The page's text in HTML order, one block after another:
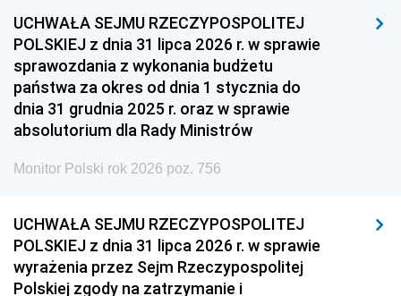
1939 1938 1937
1936 1930
UCHWAŁA SEJMU RZECZYPOSPOLITEJ
POLSKIEJ z dnia 31 lipca 2026 r. w sprawie
sprawozdania z wykonania budżetu
państwa za okres od dnia 1 stycznia do
dnia 31 grudnia 2025 r. oraz w sprawie
absolutorium dla Rady Ministrów
Monitor Polski rok 2026 poz. 756
UCHWAŁA SEJMU RZECZYPOSPOLITEJ
POLSKIEJ z dnia 31 lipca 2026 r. w sprawie
wyrażenia przez Sejm Rzeczypospolitej
Polskiej zgody na zatrzymanie i